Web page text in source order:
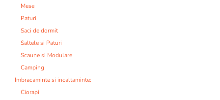
Mese
Paturi
Saci de dormit
Saltele si Paturi
Scaune si Modulare
Camping
Imbracaminte si incaltaminte:
Ciorapi